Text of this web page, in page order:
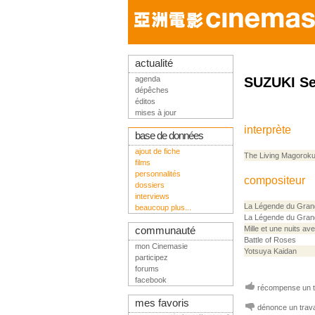
SUZUKI
interprète
The Living Magoroku
compositeur
La Légende du
La Légende du
Mille et une nuits
Battle of Roses
Yotsuya Kaidan
récompense un
dénonce un
actualité
agenda
dépêches
éditos
mises à jour
base de données
ajout de fiche
films
personnalités
dossiers
interviews
beaucoup plus...
communauté
mon Cinemasie
participez
forums
facebook
mes favoris